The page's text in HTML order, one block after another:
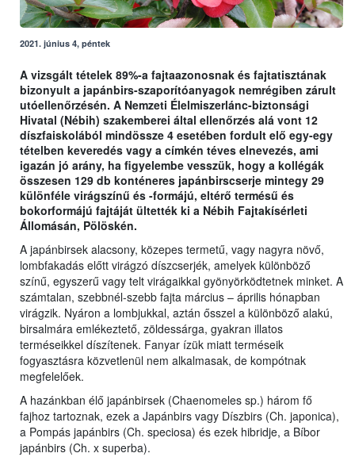
2021. június 4, péntek
A vizsgált tételek 89%-a fajtaazonosnak és fajtatisztának
bizonyult a japánbirs-szaporítóanyagok nemrégiben zárult
utóellenőrzésén. A Nemzeti Élelmiszerlánc-biztonsági
Hivatal (Nébih) szakemberei által ellenőrzés alá vont 12
díszfaiskolából mindössze 4 esetében fordult elő egy-egy
tételben keveredés vagy a címkén téves elnevezés, ami
igazán jó arány, ha figyelembe vesszük, hogy a kollégák
összesen 129 db konténeres japánbirscserje mintegy 29
különféle virágszínű és -formájú, eltérő termésű és
bokorformájú fajtáját ültették ki a Nébih Fajtakísérleti
Állomásán, Pölöskén.
A japánbirsek alacsony, közepes termetű, vagy nagyra növő,
lombfakadás előtt virágzó díszcserjék, amelyek különböző
színű, egyszerű vagy telt virágaikkal gyönyörködtetnek minket. A
számtalan, szebbnél-szebb fajta március – április hónapban
virágzik. Nyáron a lombjukkal, aztán ősszel a különböző alakú,
birsalmára emlékeztető, zöldessárga, gyakran illatos
terméseikkel díszítenek. Fanyar ízük miatt terméseik
fogyasztásra közvetlenül nem alkalmasak, de kompótnak
megfelelőek.
A hazánkban élő japánbirsek (Chaenomeles sp.) három fő
fajhoz tartoznak, ezek a Japánbirs vagy Díszbirs (Ch. japonica),
a Pompás japánbirs (Ch. speciosa) és ezek hibridje, a Bíbor
japánbirs (Ch. x superba).